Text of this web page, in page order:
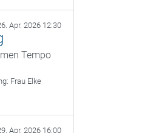
Apr. 2026 12:30
Tempo
Frau Elke
Apr. 2026 16:00